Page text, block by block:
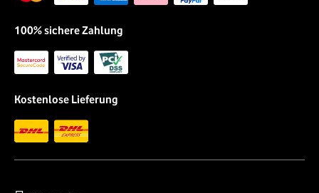
100% sichere Zahlung
Kostenlose Lieferung